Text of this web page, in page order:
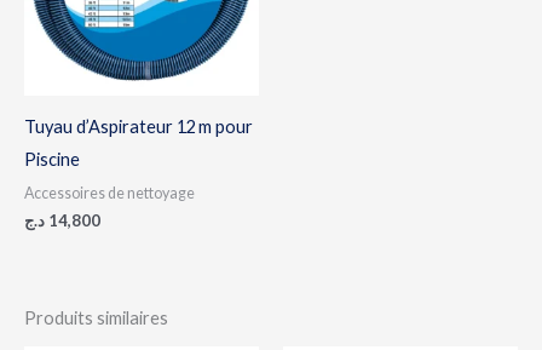
Tuyau d’Aspirateur 12 m pour
Piscine
Accessoires de nettoyage
14,800 د.ج
Produits similaires